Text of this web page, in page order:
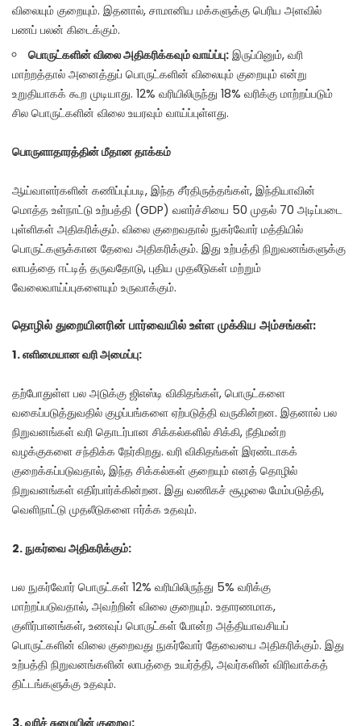
விலையும் குறையும். இதனால், சாமானிய மக்களுக்கு பெரிய அளவில்
பணப் பலன் கிடைக்கும்.
பொருட்களின் விலை அதிகரிக்கவும் வாய்ப்பு: இருப்பினும், வரி
மாற்றத்தால் அனைத்துப் பொருட்களின் விலையும் குறையும் என்று
உறுதியாகக் கூற முடியாது. 12% வரியிலிருந்து 18% வரிக்கு மாற்றப்படும்
சில பொருட்களின் விலை உயரவும் வாய்ப்புள்ளது.
பொருளாதாரத்தின் மீதான தாக்கம்
ஆய்வாளர்களின் கணிப்புப்படி, இந்த சீர்திருத்தங்கள், இந்தியாவின்
மொத்த உள்நாட்டு உற்பத்தி (GDP) வளர்ச்சியை 50 முதல் 70 அடிப்படை
புள்ளிகள் அதிகரிக்கும். விலை குறைவதால் நுகர்வோர் மத்தியில்
பொருட்களுக்கான தேவை அதிகரிக்கும். இது உற்பத்தி நிறுவனங்களுக்கு
லாபத்தை ஈட்டித் தருவதோடு, புதிய முதலீடுகள் மற்றும்
வேலைவாய்ப்புகளையும் உருவாக்கும்.
தொழில் துறையினரின் பார்வையில் உள்ள முக்கிய அம்சங்கள்:
1. எளிமையான வரி அமைப்பு:
தற்போதுள்ள பல அடுக்கு ஜிஎஸ்டி விகிதங்கள், பொருட்களை
வகைப்படுத்துவதில் குழப்பங்களை ஏற்படுத்தி வருகின்றன. இதனால் பல
நிறுவனங்கள் வரி தொடர்பான சிக்கல்களில் சிக்கி, நீதிமன்ற
வழக்குகளை சந்திக்க நேர்கிறது. வரி விகிதங்கள் இரண்டாகக்
குறைக்கப்படுவதால், இந்த சிக்கல்கள் குறையும் எனத் தொழில்
நிறுவனங்கள் எதிர்பார்க்கின்றன. இது வணிகச் சூழலை மேம்படுத்தி,
வெளிநாட்டு முதலீடுகளை ஈர்க்க உதவும்.
2. நுகர்வை அதிகரிக்கும்:
பல நுகர்வோர் பொருட்கள் 12% வரியிலிருந்து 5% வரிக்கு
மாற்றப்படுவதால், அவற்றின் விலை குறையும். உதாரணமாக,
குளிர்பானங்கள், உணவுப் பொருட்கள் போன்ற அத்தியாவசியப்
பொருட்களின் விலை குறைவது நுகர்வோர் தேவையை அதிகரிக்கும். இது
உற்பத்தி நிறுவனங்களின் லாபத்தை உயர்த்தி, அவர்களின் விரிவாக்கத்
திட்டங்களுக்கு உதவும்.